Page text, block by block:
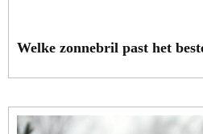
Welke zonnebril past het